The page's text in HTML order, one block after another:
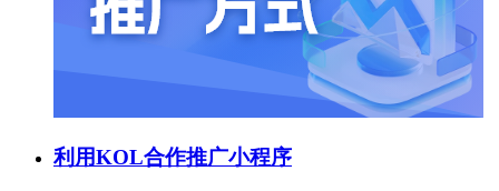
利用KOL合作推广小程序